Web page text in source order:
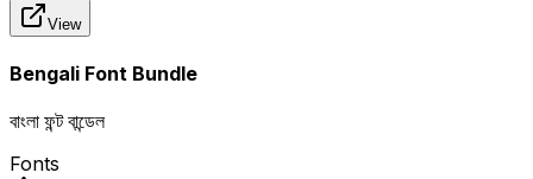
View
Bengali Font Bundle
বাংলা ফন্ট বান্ডেল
Fonts